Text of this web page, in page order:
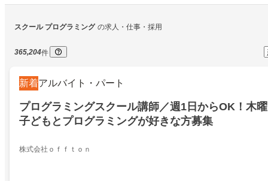
スクール プログラミング の求人・仕事・採用
365,204件
新着アルバイト・パート
プログラミングスクール講師／週1日からOK！木
子どもとプログラミングが好きな方募集
株式会社ｏｆｆｔｏｎ